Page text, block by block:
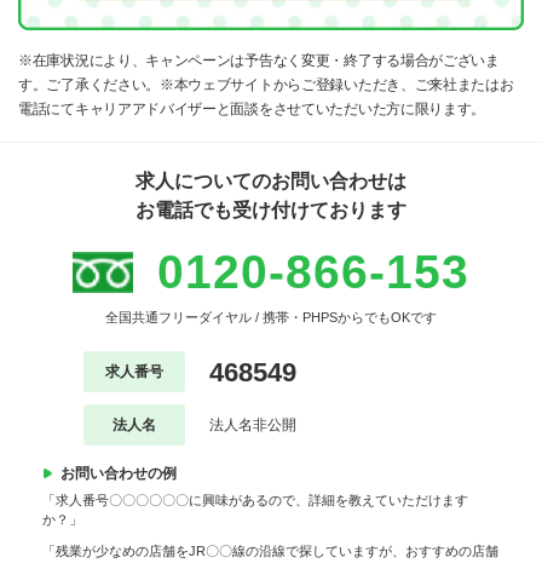
※在庫状況により、キャンペーンは予告なく変更・終了する場合がございま
す。ご了承ください。※本ウェブサイトからご登録いただき、ご来社またはお
電話にてキャリアアドバイザーと面談をさせていただいた方に限ります。
求人についてのお問い合わせは
お電話でも受け付けております
0120-866-153
全国共通フリーダイヤル / 携帯・PHPSからでもOKです
求人番号 468549
法人名 法人名非公開
お問い合わせの例
「求人番号〇〇〇〇〇〇に興味があるので、詳細を教えていただけます
か？」
「残業が少なめの店舗をJR〇〇線の沿線で探していますが、おすすめの店舗